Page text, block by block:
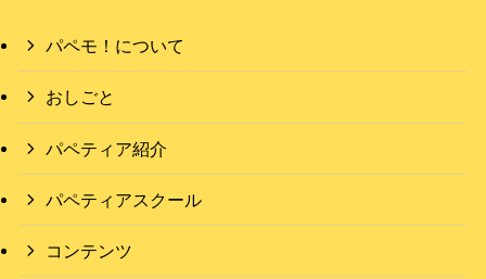
パペモ！について
おしごと
パペティア紹介
パペティアスクール
コンテンツ